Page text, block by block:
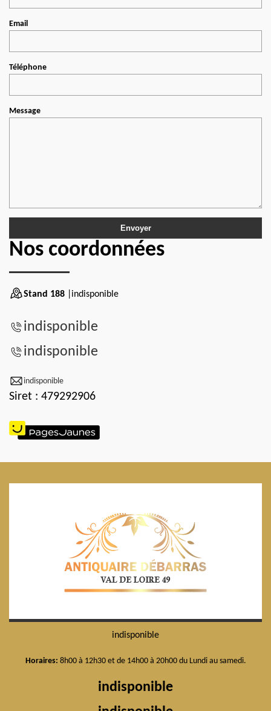
Email
Téléphone
Message
Nos coordonnées
Stand 188 |indisponible
indisponible
indisponible
indisponible
Siret : 479292906
indisponible
Horaires: 8h00 à 12h30 et de 14h00 à 20h00 du Lundi au samedi.
indisponible